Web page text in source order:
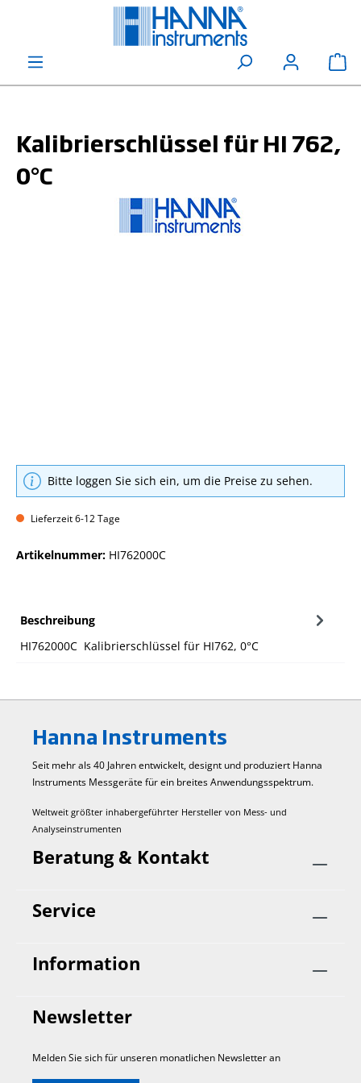
Kalibrierschlüssel für HI 762,
0°C
Bitte loggen Sie sich ein, um die Preise zu sehen.
Lieferzeit 6-12 Tage
Artikelnummer: HI762000C
Beschreibung
HI762000C Kalibrierschlüssel für HI762, 0°C
Hanna Instruments
Seit mehr als 40 Jahren entwickelt, designt und produziert Hanna
Instruments Mess­geräte für ein breites Anwendungs­spektrum.
Weltweit größter inhabergeführter Hersteller von Mess- und
Analyseinstrumenten
Beratung & Kontakt
Service
Information
Newsletter
Melden Sie sich für unseren monatlichen Newsletter an